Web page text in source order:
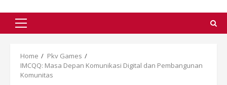
Primary
Home
Pkv Games
IMCQQ: Masa Depan Komunikasi Digital dan Pembangunan
Komunitas